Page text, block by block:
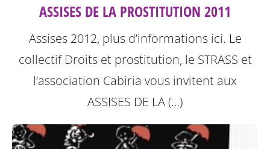
ASSISES DE LA PROSTITUTION 2011
Assises 2012, plus d’informations ici. Le
collectif Droits et prostitution, le STRASS et
l’association Cabiria vous invitent aux
ASSISES DE LA (…)